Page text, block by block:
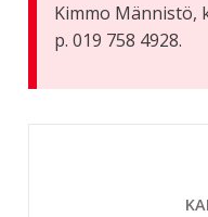
Kimmo Männistö,
p. 019 758 4928.